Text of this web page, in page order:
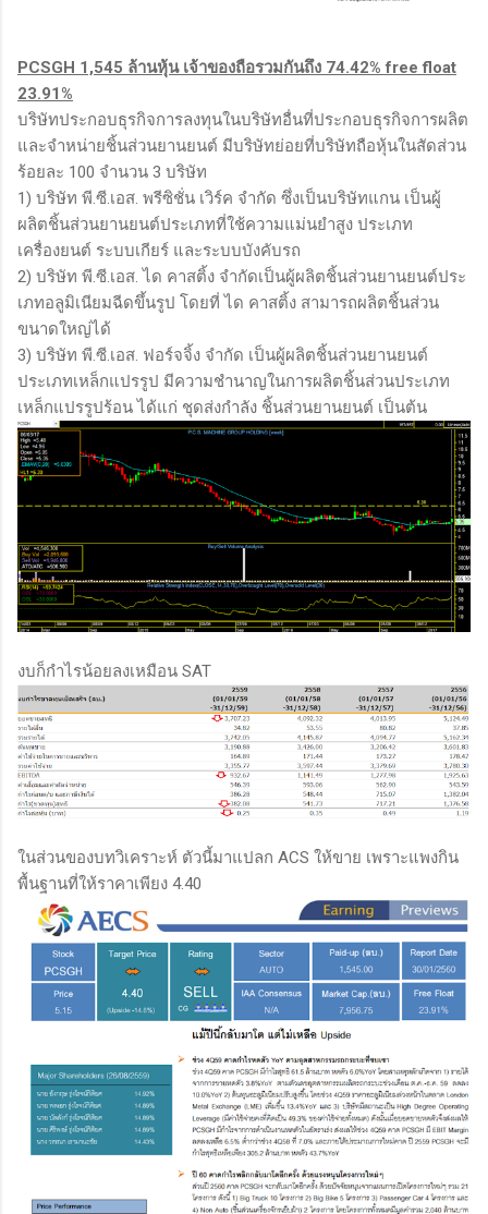
PCSGH 1,545 ล้านหุ้น เจ้าของถือรวมกันถึง 74.42% free float
23.91%
บริษัทประกอบธุรกิจการลงทุนในบริษัทอื่นที่ประกอบธุรกิจการผลิต
และจำหน่ายชิ้นส่วนยานยนต์ มีบริษัทย่อยที่บริษัทถือหุ้นในสัดส่วน
ร้อยละ 100 จำนวน 3 บริษัท
1) บริษัท พี.ซี.เอส. พรีซิชั่น เวิร์ค จำกัด ซึ่งเป็นบริษัทแกน เป็นผู้
ผลิตชิ้นส่วนยานยนต์ประเภทที่ใช้ความแม่นยำสูง ประเภท
เครื่องยนต์ ระบบเกียร์ และระบบบังคับรถ
2) บริษัท พี.ซี.เอส. ได คาสติ้ง จำกัดเป็นผู้ผลิตชิ้นส่วนยานยนต์ประ
เภทอลูมิเนียมฉีดขึ้นรูป โดยที่ ได คาสติ้ง สามารถผลิตชิ้นส่วน
ขนาดใหญ่ได้
3) บริษัท พี.ซี.เอส. ฟอร์จจิ้ง จำกัด เป็นผู้ผลิตชิ้นส่วนยานยนต์
ประเภทเหล็กแปรรูป มีความชำนาญในการผลิตชิ้นส่วนประเภท
เหล็กแปรรูปร้อน ได้แก่ ชุดส่งกำลัง ชิ้นส่วนยานยนต์ เป็นต้น
งบก็กำไรน้อยลงเหมือน SAT
ในส่วนของบทวิเคราะห์ ตัวนี้มาแปลก ACS ให้ขาย เพราะแพงกิน
พื้นฐานที่ให้ราคาเพียง 4.40